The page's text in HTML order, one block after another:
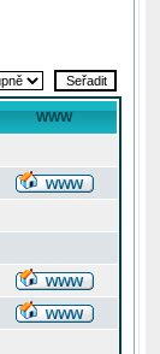
WWW